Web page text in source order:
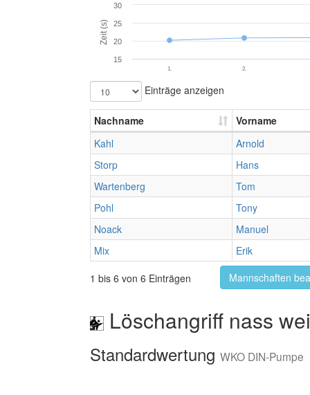
Zeit (s)
1. 2.
15
20
25
30
Einträge anzeigen
Nachname
Vorname
Kahl
Arnold
Storp
Hans
Wartenberg
Tom
Pohl
Tony
Noack
Manuel
Mix
Erik
1 bis 6 von 6 Einträgen
Mannschaften
Löschangriff nass
Standardwertung WKO DIN-Pumpe